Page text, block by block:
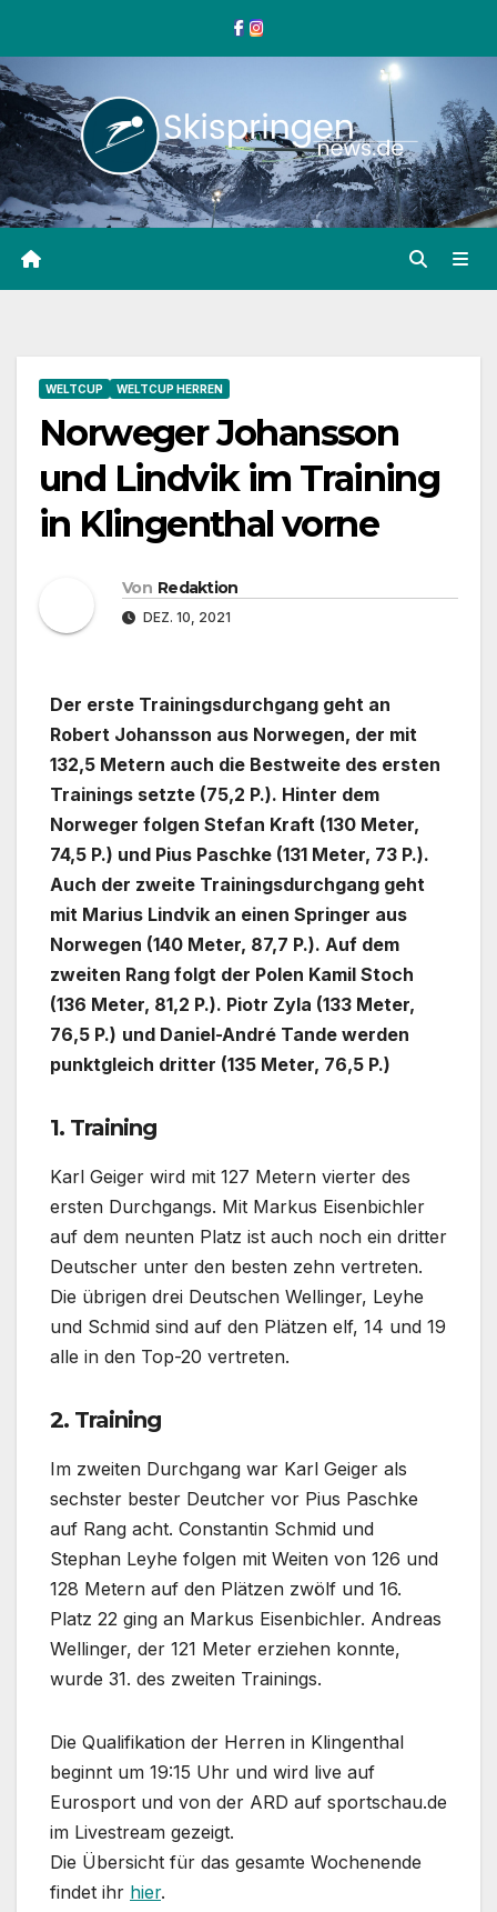
springen
WELTCUP WELTCUP HERREN
Norweger Johansson
und Lindvik im Training
in Klingenthal vorne
Von Redaktion
DEZ. 10, 2021
Der erste Trainingsdurchgang geht an
Robert Johansson aus Norwegen, der mit
132,5 Metern auch die Bestweite des ersten
Trainings setzte (75,2 P.). Hinter dem
Norweger folgen Stefan Kraft (130 Meter,
74,5 P.) und Pius Paschke (131 Meter, 73 P.).
Auch der zweite Trainingsdurchgang geht
mit Marius Lindvik an einen Springer aus
Norwegen (140 Meter, 87,7 P.). Auf dem
zweiten Rang folgt der Polen Kamil Stoch
(136 Meter, 81,2 P.). Piotr Zyla (133 Meter,
76,5 P.) und Daniel-André Tande werden
punktgleich dritter (135 Meter, 76,5 P.)
1. Training
Karl Geiger wird mit 127 Metern vierter des
ersten Durchgangs. Mit Markus Eisenbichler
auf dem neunten Platz ist auch noch ein dritter
Deutscher unter den besten zehn vertreten.
Die übrigen drei Deutschen Wellinger, Leyhe
und Schmid sind auf den Plätzen elf, 14 und 19
alle in den Top-20 vertreten.
2. Training
Im zweiten Durchgang war Karl Geiger als
sechster bester Deutcher vor Pius Paschke
auf Rang acht. Constantin Schmid und
Stephan Leyhe folgen mit Weiten von 126 und
128 Metern auf den Plätzen zwölf und 16.
Platz 22 ging an Markus Eisenbichler. Andreas
Wellinger, der 121 Meter erziehen konnte,
wurde 31. des zweiten Trainings.
Die Qualifikation der Herren in Klingenthal
beginnt um 19:15 Uhr und wird live auf
Eurosport und von der ARD auf sportschau.de
im Livestream gezeigt.
Die Übersicht für das gesamte Wochenende
findet ihr hier.